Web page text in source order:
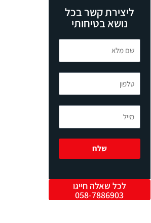
ליצירת קשר בכל
נושא בטיחותי
מלא
שלח
לכל שאלה חייגו
058-7886903